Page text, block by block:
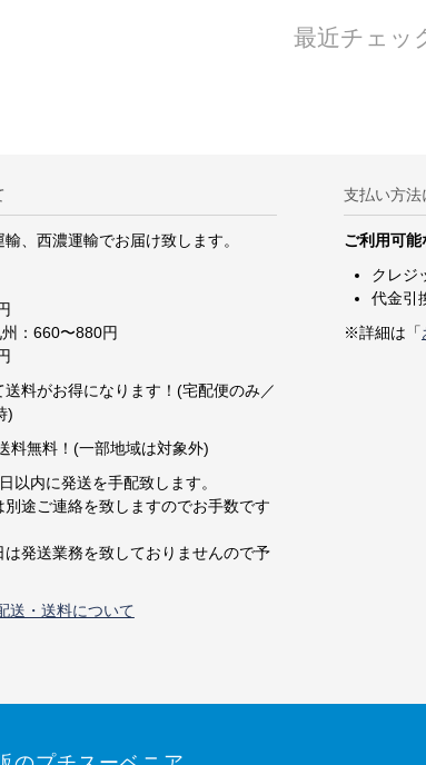
最近チェッ
、西濃運輸でお届け致します。
：660〜880円
送料がお得になります！(宅配便のみ／
)
料無料！(一部地域は対象外)
以内に発送を手配致します。
途ご連絡を致しますのでお手数です
は発送業務を致しておりませんので予
送・送料について
支払い方法
ご利用可
クレジ
代金引
※詳細は「